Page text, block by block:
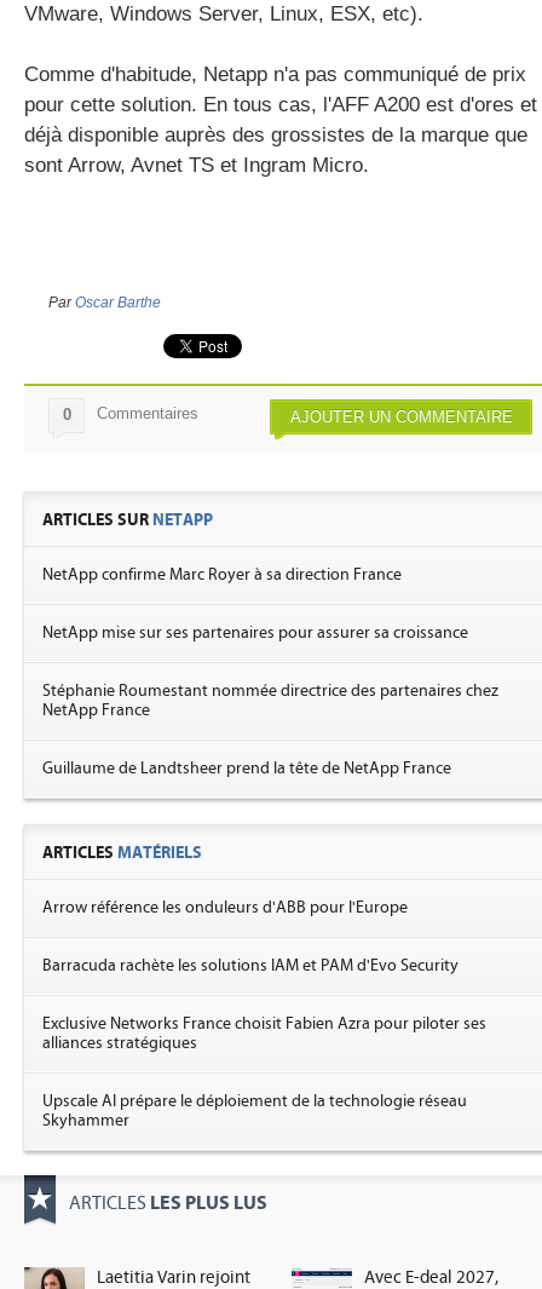
VMware, Windows Server, Linux, ESX, etc).
Comme d'habitude, Netapp n'a pas communiqué de prix
pour cette solution. En tous cas, l'AFF A200 est d'ores et
déjà disponible auprès des grossistes de la marque que
sont Arrow, Avnet TS et Ingram Micro.
ParOscar Barthe
AJOUTER UN COMMENTAIRE
0 Commentaires
ARTICLES SUR NETAPP
NetApp confirme Marc Royer à sa direction France
NetApp mise sur ses partenaires pour assurer sa croissance
Stéphanie Roumestant nommée directrice des partenaires chez
NetApp France
Guillaume de Landtsheer prend la tête de NetApp France
ARTICLES MATÉRIELS
Arrow référence les onduleurs d'ABB pour l'Europe
Barracuda rachète les solutions IAM et PAM d'Evo Security
Exclusive Networks France choisit Fabien Azra pour piloter ses
alliances stratégiques
Upscale AI prépare le déploiement de la technologie réseau
Skyhammer
ARTICLES LES PLUS LUS
Laetitia Varin rejoint
Avec E-deal 2027,